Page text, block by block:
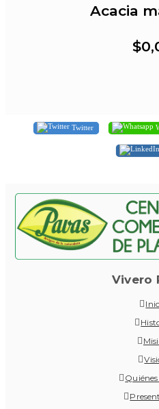
Acacia
Twitter
Vivero